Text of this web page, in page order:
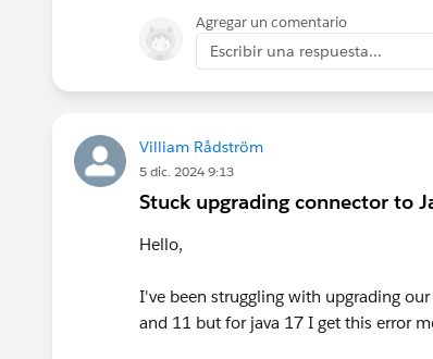
Agregar un comentario
Escribir una respuesta...
Villiam Rådström
5 dic. 2024 9:13
Stuck upgrading connector to
Hello,
I've been struggling with upgrading
and 11 but for java 17 I get this error